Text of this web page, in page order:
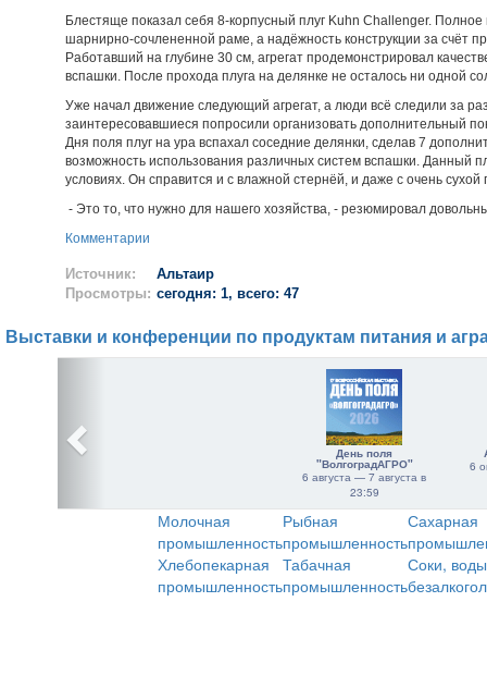
Блестяще показал себя 8-корпусный плуг Kuhn Challenger.
шарнирно-сочлененной раме, а надёжность конструкции за счёт
Работавший на глубине 30 см, агрегат продемонстрировал
вспашки. После прохода плуга на делянке не осталось ни одной
Уже начал движение следующий агрегат, а люди всё следили за
заинтересовавшиеся попросили организовать дополнительный
Дня поля плуг на ура вспахал соседние делянки, сделав 7
возможность использования различных систем вспашки. Данный
условиях. Он справится и с влажной стернёй, и даже с очень су­хой
- Это то, что нужно для нашего хозяйства, - резюмировал
Комментарии
Источник:
Альтаир
Просмотры: сегодня: 1, всего: 47
Выставки и конференции по продуктам питания и
День поля
"ВолгоградАГРО"
6 августа — 7 августа в
23:59
6
Молочная
промышленность
Рыбная
промышленность
Сахарная
Хлебопекарная
промышленность
Табачная
промышленность
Соки,